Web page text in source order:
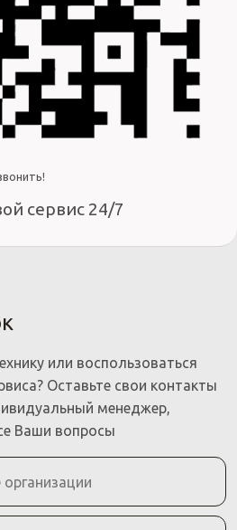
сервис 24/7
или воспользоваться
Оставьте свои контакты
менеджер,
Ваши вопросы